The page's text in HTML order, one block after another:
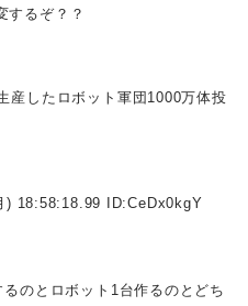
するぞ？？
産したロボット軍団1000万体投
) 18:58:18.99 ID:CeDx0kgY
のとロボット1台作るのとどち